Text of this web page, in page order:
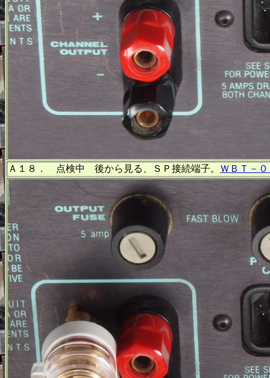
Ａ１８． 点検中 後から見る、ＳＰ接続端子。 ＷＢＴ－